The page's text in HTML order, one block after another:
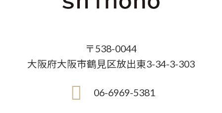
〒538-0044
大阪府大阪市鶴見区放出東3-34-3-303
06-6969-5381